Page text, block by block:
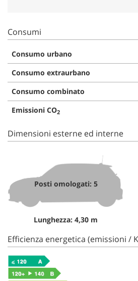
Consumi
Consumo urbano
Consumo extraurbano
Consumo combinato
Emissioni CO2
Dimensioni esterne ed interne
Posti omologati: 5
Lunghezza: 4,30 m
Efficienza energetica (emissioni /